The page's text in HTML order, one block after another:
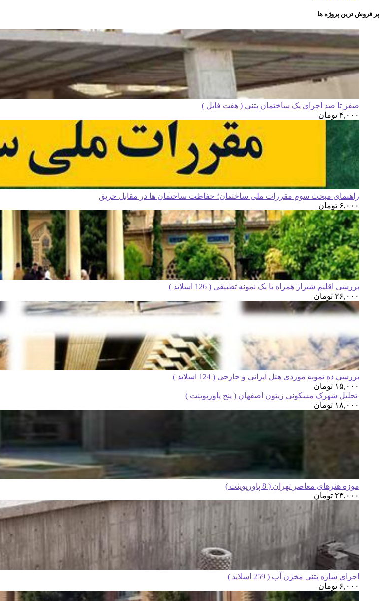
پر فروش ترین پروژه ها
صفر تا صد اجرای یک ساختمان بتنی ( هفت فایل )
۴,۰۰۰ تومان
راهنمای مبحث سوم مقررات ملی ساختمان؛ حفاظت ساختمان ها در مقابل حریق
۶,۰۰۰ تومان
بررسی اقلیم شیراز همراه با یک نمونه تطبیقی ( 126 اسلاید )
۲۶,۰۰۰ تومان
بررسی ده نمونه موردی هتل ایرانی و خارجی ( 124 اسلاید )
۱۵,۰۰۰ تومان
تحلیل شهرک مسکونی زیتون اصفهان ( پنج پاورپوینت )
۱۸,۰۰۰ تومان
موزه هنرهای معاصر تهران ( 8 پاورپوینت )
۲۳,۰۰۰ تومان
اجرای سازه بتنی مخزن آب ( 259 اسلاید )
۶,۰۰۰ تومان